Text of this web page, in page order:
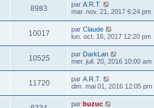
8983 par A.R.T.
mar. nov. 21, 2017 6:24 pm
10017 par Claude
lun. oct. 16, 2017 12:20 pm
10525 par DarkLan
mer. juil. 20, 2016 10:00 am
11720 par A.R.T.
dim. mai 01, 2016 12:05 pm
par buzuc